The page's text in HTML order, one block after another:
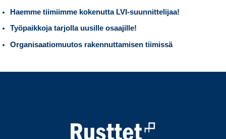
Haemme tiimiimme kokenutta LVI-suunnittelijaa!
Työpaikkoja tarjolla uusille osaajille!
Organisaatiomuutos rakennuttamisen tiimissä